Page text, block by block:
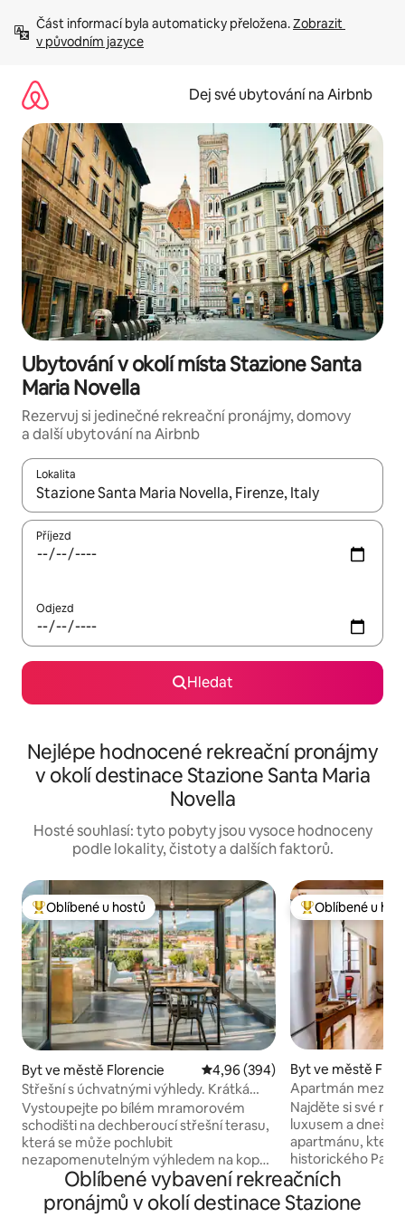
obsah
Část informací byla automaticky přeložena. Zobrazit
v původním jazyce
Dej své ubytování na Airbnb
Ubytování v okolí místa Stazione Santa
Maria Novella
Rezervuj si jedinečné rekreační pronájmy, domovy
a další ubytování na Airbnb
Lokalita
Až budou výsledky k dispozici, můžeš si je procházet pomocí
Příjezd
Odjezd
Hledat
Nejlépe hodnocené rekreační pronájmy
v okolí destinace Stazione Santa Maria
Novella
Hosté souhlasí: tyto pobyty jsou vysoce hodnoceny
podle lokality, čistoty a dalších faktorů.
Nejlepší v kategorii Oblíbené u hostů
Oblíbené u hostů
Byt ve městě Florencie Průměrné hodnocení 4,96 z 5,
4,96 (394)
Střešní s úchvatnými výhledy. Krátká
procházka k Duomo.
Vystoupejte po bílém mramorovém
schodišti na dechberoucí střešní terasu,
která se může pochlubit
nezapomenutelným výhledem na kopce
obklopující Florencii a historické
centrum. Tento byt byl nově
zrekonstruován a kombinuje různé
Nejlepší v
Oblíbené u
Byt ve městě
Apartmán mezi
poblíž katedrály
Najděte si své
luxusem a
apartmánu, který
historického
vybaven
vysokými stropy,
původní výzdobu,
Oblíbené vybavení rekreačních
pronájmů v okolí destinace Stazione